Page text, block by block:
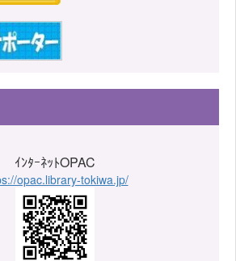
ｲﾝﾀｰﾈｯﾄOPAC
opac.library-tokiwa.jp/